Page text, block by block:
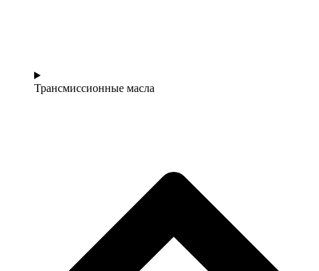
Трансмиссионные масла